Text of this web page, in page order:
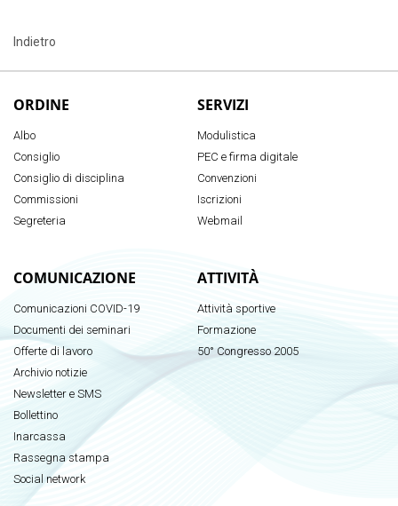
Indietro
ORDINE
Albo
Consiglio
Consiglio di disciplina
Commissioni
Segreteria
SERVIZI
Modulistica
PEC e firma digitale
Convenzioni
Iscrizioni
Webmail
COMUNICAZIONE
Comunicazioni COVID-19
Documenti dei seminari
Offerte di lavoro
Archivio notizie
Newsletter e SMS
Bollettino
Inarcassa
Rassegna stampa
Social network
ATTIVITÀ
Attività sportive
Formazione
50° Congresso 2005